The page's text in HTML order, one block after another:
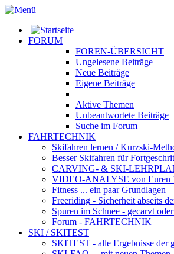
FORUM
FOREN-ÜBERSICHT
Ungelesene Beiträge
Neue Beiträge
Eigene Beiträge
Aktive Themen
Unbeantwortete Beiträge
Suche im Forum
FAHRTECHNIK
Skifahren lernen / Kurzski-
Besser Skifahren für
CARVING- & SKI-
VIDEO-ANALYSE von Euren
Fitness ... ein paar Grundlagen
Freeriding - Sicherheit abseits
Spuren im Schnee - gecarvt
Forum - FAHRTECHNIK
SKI / SKITEST
SKITEST - alle Ergebnisse der